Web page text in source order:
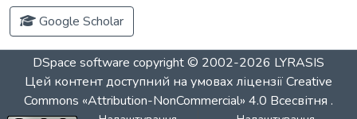
Google Scholar
DSpace software copyright © 2002-2026 LYRASIS
Цей контент доступний на умовах ліцензіїCreative
Commons «Attribution-NonCommercial» 4.0 Всесвітня .